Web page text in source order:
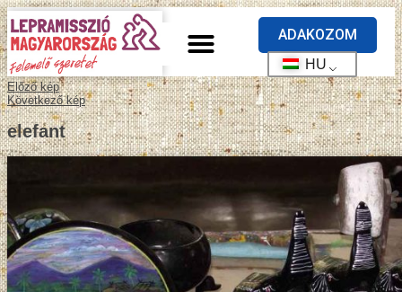
ADAKOZOM
HU
Előző kép
Következő kép
elefant